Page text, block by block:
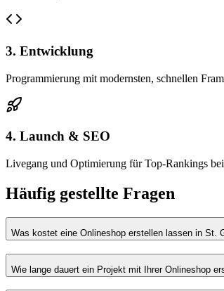
3. Entwicklung
Programmierung mit modernsten, schnellen
4. Launch & SEO
Livegang und Optimierung für Top-Rankings
Häufig gestellte Fragen
Was kostet eine Onlineshop erstellen lassen in St.
Wie lange dauert ein Projekt mit Ihrer Onlineshop